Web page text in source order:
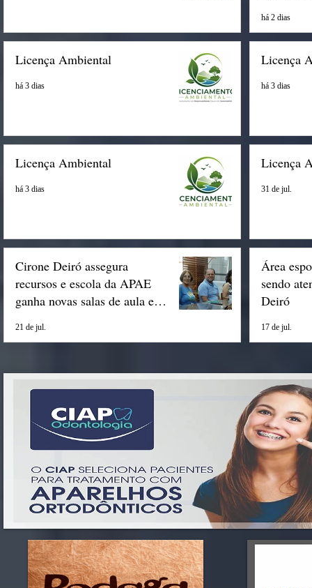
há 2 dias
Licença Ambiental
há 3 dias
Licença
há 3 dias
Licença Ambiental
há 3 dias
Licença
31 de jul.
Cirone Deiró assegura
recursos e escola da APAE
ganha novas salas de aula em
21 de jul.
Área
sendo
Deiró
17 de jul.